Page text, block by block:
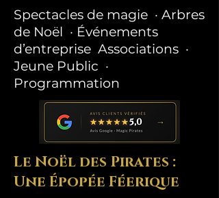
Spectacles de magie · Arbres
de Noël · Événements
d’entreprise Associations ·
Jeune Public ·
Programmation
Le Noël des Pirates :
Une Épopée Féerique